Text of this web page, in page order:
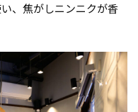
、焦がしニンニクが香